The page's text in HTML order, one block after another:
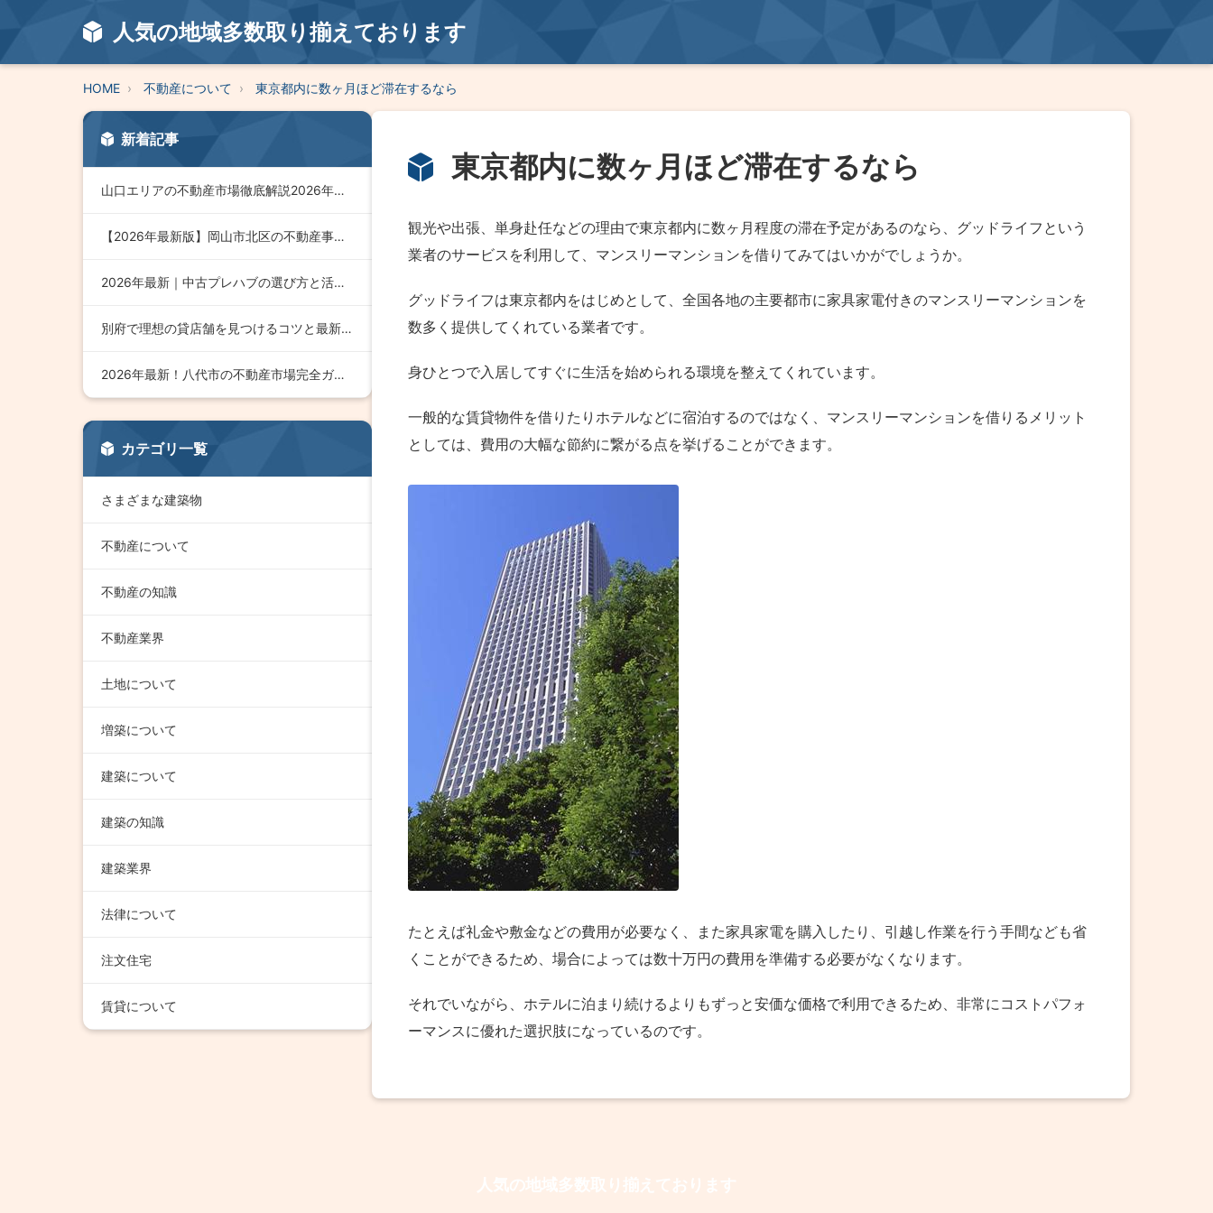
人気の地域多数取り揃えております
HOME 不動産について 東京都内に数ヶ月ほど滞在するなら
東京都内に数ヶ月ほど滞在するなら
観光や出張、単身赴任などの理由で東京都内に数ヶ月程度の滞在予定があるのなら、グッドライフという
業者のサービスを利用して、マンスリーマンションを借りてみてはいかがでしょうか。
グッドライフは東京都内をはじめとして、全国各地の主要都市に家具家電付きのマンスリーマンションを
数多く提供してくれている業者です。
身ひとつで入居してすぐに生活を始められる環境を整えてくれています。
一般的な賃貸物件を借りたりホテルなどに宿泊するのではなく、マンスリーマンションを借りるメリット
としては、費用の大幅な節約に繋がる点を挙げることができます。
たとえば礼金や敷金などの費用が必要なく、また家具家電を購入したり、引越し作業を行う手間なども省
くことができるため、場合によっては数十万円の費用を準備する必要がなくなります。
それでいながら、ホテルに泊まり続けるよりもずっと安価な価格で利用できるため、非常にコストパフォ
ーマンスに優れた選択肢になっているのです。
新着記事
山口エリアの不動産市場徹底解説2026年版｜今すぐ知りたい最…
【2026年最新版】岡山市北区の不動産事情を徹底解説！成功す…
2026年最新｜中古プレハブの選び方と活用術徹底ガイド
別府で理想の貸店舗を見つけるコツと最新市場動向【2026年版…
2026年最新！八代市の不動産市場完全ガイド｜購入・売却・投…
カテゴリ一覧
さまざまな建築物
不動産について
不動産の知識
不動産業界
土地について
増築について
建築について
建築の知識
建築業界
法律について
注文住宅
賃貸について
人気の地域多数取り揃えております